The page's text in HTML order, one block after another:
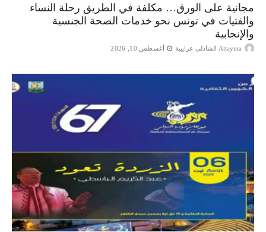
مجانية على الورق… مكلفة في الطريق رحلة النساء
والفتيات في تونس نحو خدمات الصحة الجنسية
والإنجابية
Attayma الشاذلي عرايبية أغسطس 10, 2026